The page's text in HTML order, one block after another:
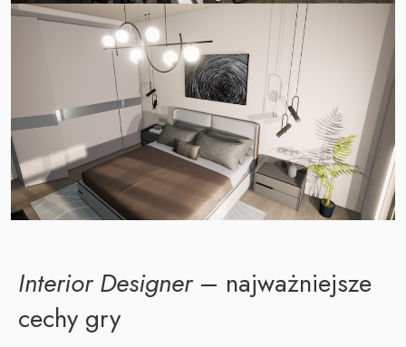
Interior Designer– najważniejsze
cechy gry